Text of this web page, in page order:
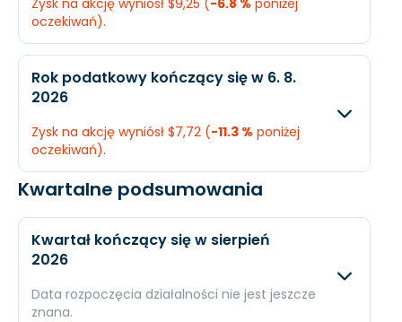
Dochód $2,81 mld.
EPS $11,3
Zysk na akcję wyniósł $9,25 (-6.8 % poniżej
oczekiwań).
Przychody
Dochód $2,51 mld.
EPS $9,93
Rok podatkowy kończący się w 6. 8.
2026
Zysk na akcję wyniósł $7,72 (-11.3 % poniżej
oczekiwań).
Oczekiwany
Przychody $22,17 mld.
EPS
Kwartalne podsumowania
Kwartał kończący się w sierpień
2026
Data rozpoczęcia działalności nie jest jeszcze
znana.